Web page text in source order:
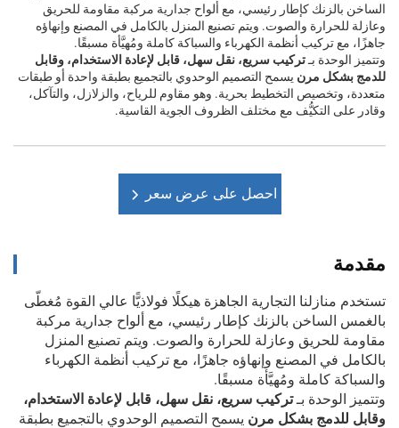
الساخن بالزنك كإطار رئيسي، مع ألواح جدارية مركبة مقاومة للحريق
وعازلة للحرارة والصوت. ويتم تصنيع المنزل بالكامل في المصنع وإنهاؤه
جاهزًا، مع تركيب أنظمة الكهرباء والسباكة كاملة ومُهيَّأة مسبقًا.
وتتميز الوحدة بـتركيب سريع، نقل سهل، قابل لإعادة الاستخدام، وقابل
للدمج بشكل مرن يسمح التصميم الوحدوي بالتجميع بطبقة واحدة أو طبقات
متعددة، وتخصيص التخطيط بحرية. وهو مقاوم للرياح، والزلازل، والتآكل،
وقادر على التكيُّف مع مختلف الظروف الجوية القاسية.
احصل على عرض سعر
مقدمة
تستخدم منازلنا التجارية الجاهزة هيكلًا فولاذيًّا عالي القوة مُغطّى
بالغمس الساخن بالزنك كإطار رئيسي، مع ألواح جدارية مركبة
مقاومة للحريق وعازلة للحرارة والصوت. ويتم تصنيع المنزل
بالكامل في المصنع وإنهاؤه جاهزًا، مع تركيب أنظمة الكهرباء
والسباكة كاملة ومُهيَّأة مسبقًا.
وتتميز الوحدة بـتركيب سريع، نقل سهل، قابل لإعادة الاستخدام،
وقابل للدمج بشكل مرن يسمح التصميم الوحدوي بالتجميع بطبقة